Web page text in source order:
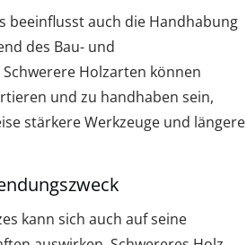
beeinflusst auch die Handhabung
des Bau- und
Holzarten können
und zu handhaben sein,
stärkere Werkzeuge und längere
kann sich auch auf seine